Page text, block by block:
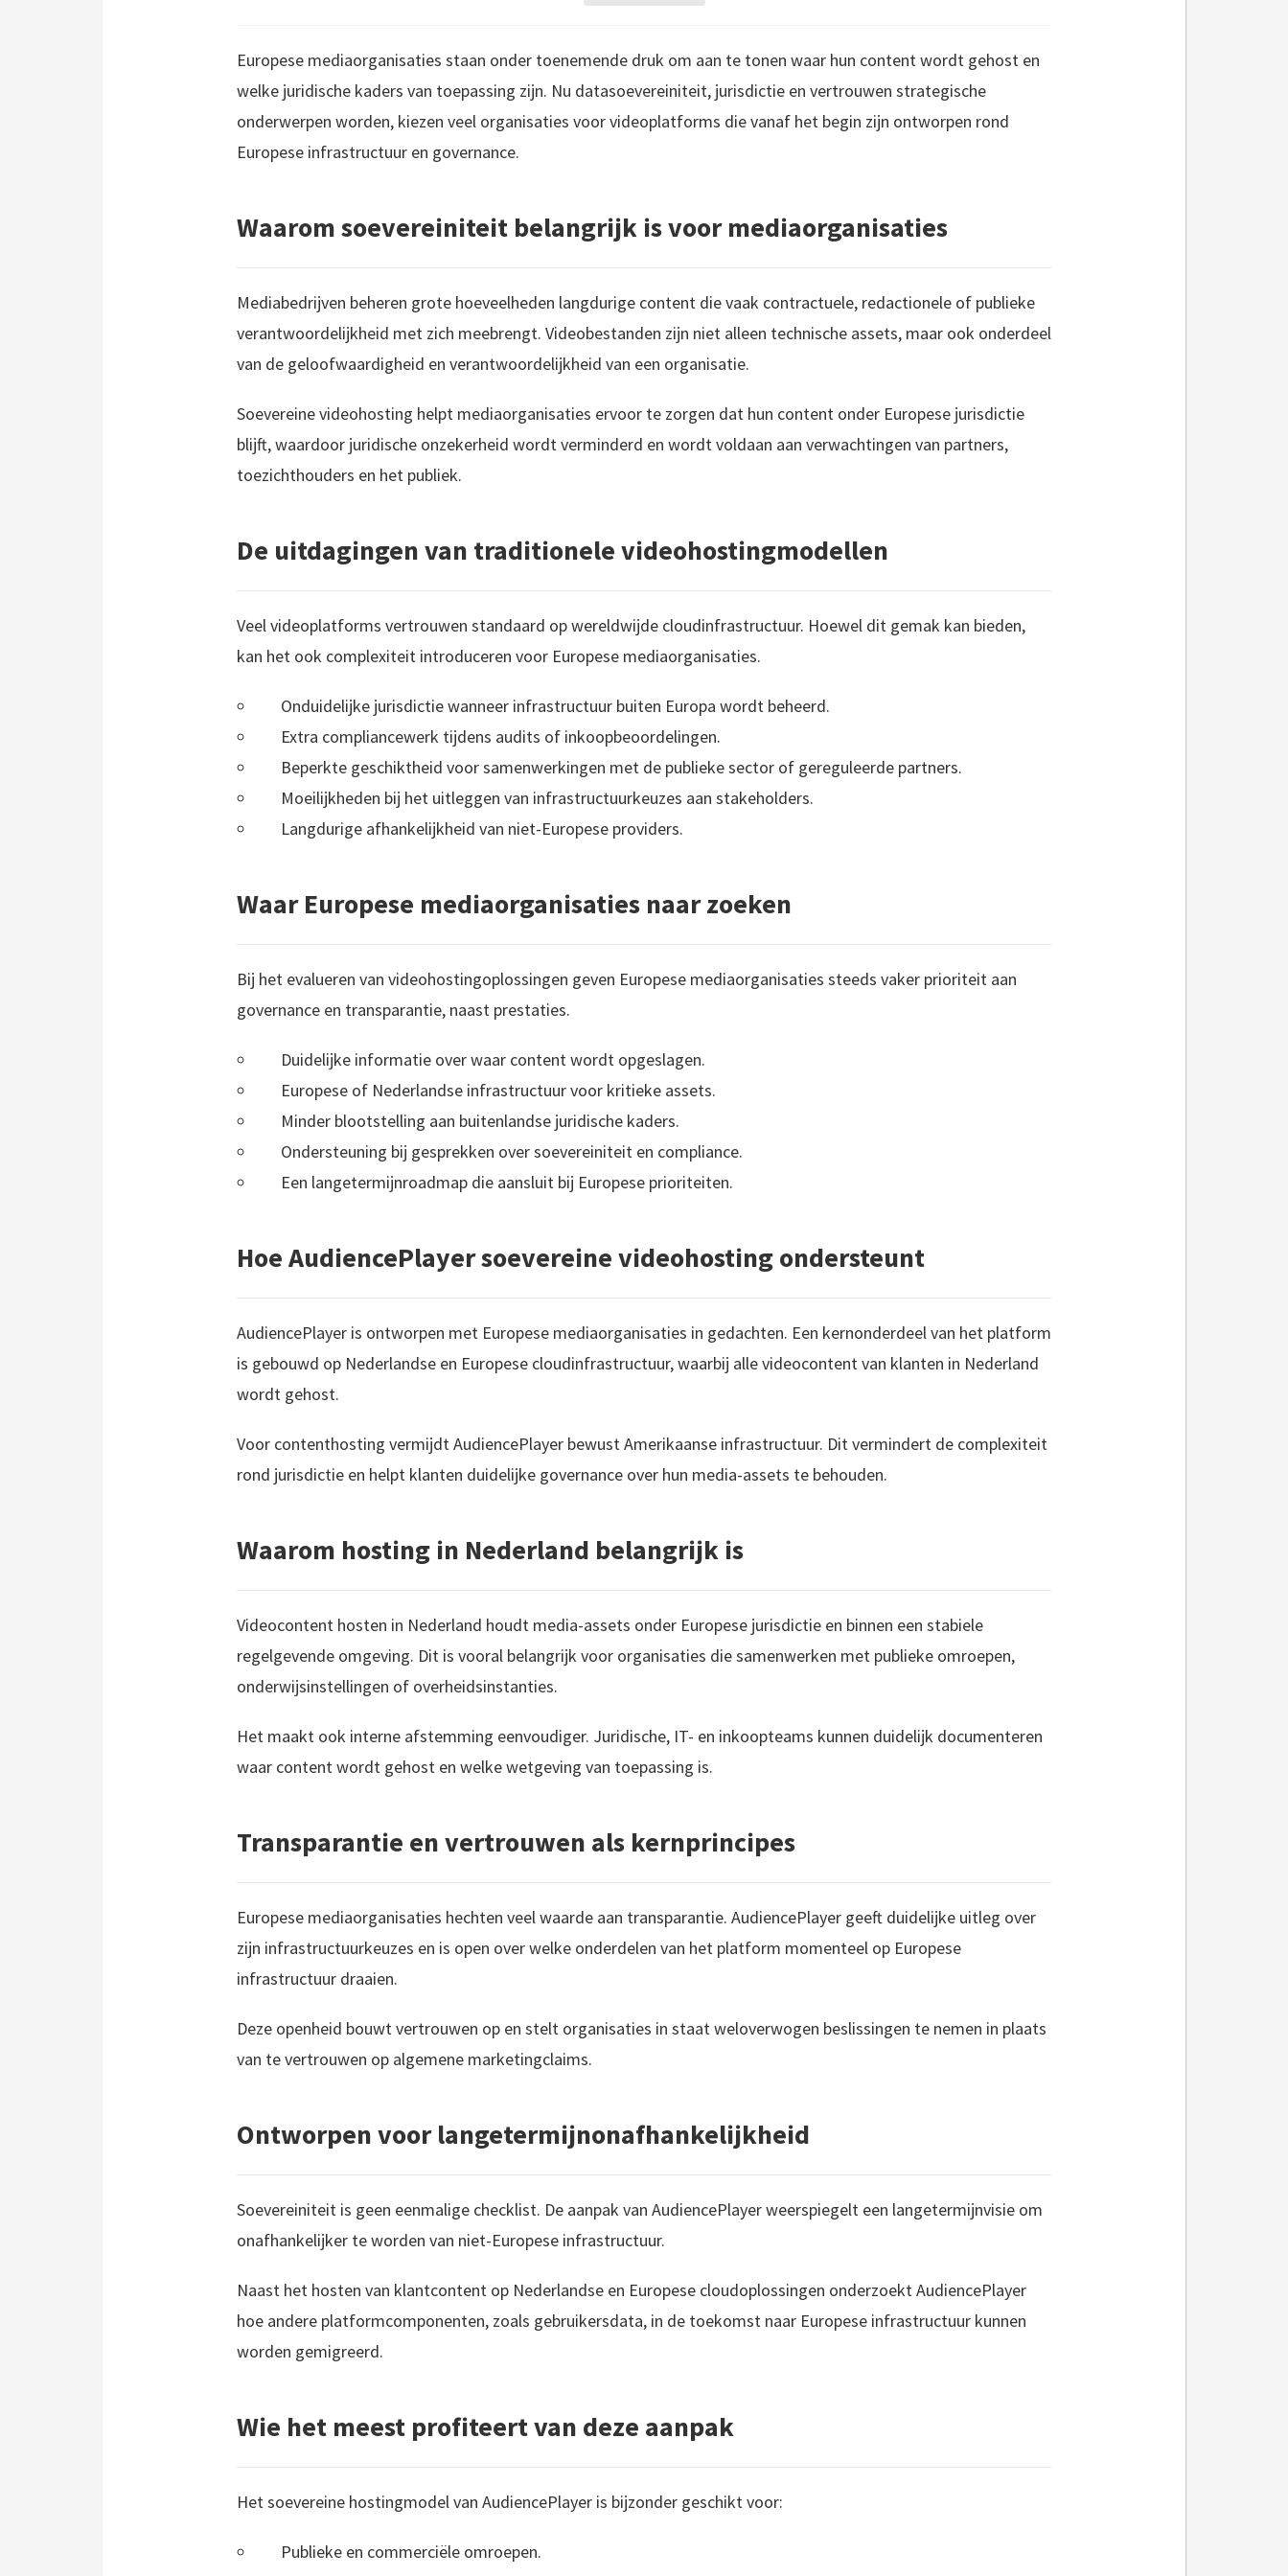
Europese mediaorganisaties staan onder toenemende druk om aan te tonen waar hun content wordt gehost en
welke juridische kaders van toepassing zijn. Nu datasoevereiniteit, jurisdictie en vertrouwen strategische
onderwerpen worden, kiezen veel organisaties voor videoplatforms die vanaf het begin zijn ontworpen rond
Europese infrastructuur en governance.
Waarom soevereiniteit belangrijk is voor mediaorganisaties
Mediabedrijven beheren grote hoeveelheden langdurige content die vaak contractuele, redactionele of publieke
verantwoordelijkheid met zich meebrengt. Videobestanden zijn niet alleen technische assets, maar ook onderdeel
van de geloofwaardigheid en verantwoordelijkheid van een organisatie.
Soevereine videohosting helpt mediaorganisaties ervoor te zorgen dat hun content onder Europese jurisdictie
blijft, waardoor juridische onzekerheid wordt verminderd en wordt voldaan aan verwachtingen van partners,
toezichthouders en het publiek.
De uitdagingen van traditionele videohostingmodellen
Veel videoplatforms vertrouwen standaard op wereldwijde cloudinfrastructuur. Hoewel dit gemak kan bieden,
kan het ook complexiteit introduceren voor Europese mediaorganisaties.
Onduidelijke jurisdictie wanneer infrastructuur buiten Europa wordt beheerd.
Extra compliancewerk tijdens audits of inkoopbeoordelingen.
Beperkte geschiktheid voor samenwerkingen met de publieke sector of gereguleerde partners.
Moeilijkheden bij het uitleggen van infrastructuurkeuzes aan stakeholders.
Langdurige afhankelijkheid van niet-Europese providers.
Waar Europese mediaorganisaties naar zoeken
Bij het evalueren van videohostingoplossingen geven Europese mediaorganisaties steeds vaker prioriteit aan
governance en transparantie, naast prestaties.
Duidelijke informatie over waar content wordt opgeslagen.
Europese of Nederlandse infrastructuur voor kritieke assets.
Minder blootstelling aan buitenlandse juridische kaders.
Ondersteuning bij gesprekken over soevereiniteit en compliance.
Een langetermijnroadmap die aansluit bij Europese prioriteiten.
Hoe AudiencePlayer soevereine videohosting ondersteunt
AudiencePlayer is ontworpen met Europese mediaorganisaties in gedachten. Een kernonderdeel van het platform
is gebouwd op Nederlandse en Europese cloudinfrastructuur, waarbij alle videocontent van klanten in Nederland
wordt gehost.
Voor contenthosting vermijdt AudiencePlayer bewust Amerikaanse infrastructuur. Dit vermindert de complexiteit
rond jurisdictie en helpt klanten duidelijke governance over hun media-assets te behouden.
Waarom hosting in Nederland belangrijk is
Videocontent hosten in Nederland houdt media-assets onder Europese jurisdictie en binnen een stabiele
regelgevende omgeving. Dit is vooral belangrijk voor organisaties die samenwerken met publieke omroepen,
onderwijsinstellingen of overheidsinstanties.
Het maakt ook interne afstemming eenvoudiger. Juridische, IT- en inkoopteams kunnen duidelijk documenteren
waar content wordt gehost en welke wetgeving van toepassing is.
Transparantie en vertrouwen als kernprincipes
Europese mediaorganisaties hechten veel waarde aan transparantie. AudiencePlayer geeft duidelijke uitleg over
zijn infrastructuurkeuzes en is open over welke onderdelen van het platform momenteel op Europese
infrastructuur draaien.
Deze openheid bouwt vertrouwen op en stelt organisaties in staat weloverwogen beslissingen te nemen in plaats
van te vertrouwen op algemene marketingclaims.
Ontworpen voor langetermijnonafhankelijkheid
Soevereiniteit is geen eenmalige checklist. De aanpak van AudiencePlayer weerspiegelt een langetermijnvisie om
onafhankelijker te worden van niet-Europese infrastructuur.
Naast het hosten van klantcontent op Nederlandse en Europese cloudoplossingen onderzoekt AudiencePlayer
hoe andere platformcomponenten, zoals gebruikersdata, in de toekomst naar Europese infrastructuur kunnen
worden gemigreerd.
Wie het meest profiteert van deze aanpak
Het soevereine hostingmodel van AudiencePlayer is bijzonder geschikt voor:
Publieke en commerciële omroepen.